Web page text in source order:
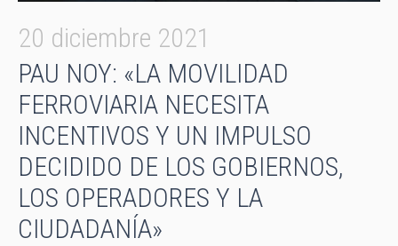
20 diciembre 2021
PAU NOY: «LA MOVILIDAD
FERROVIARIA NECESITA
INCENTIVOS Y UN IMPULSO
DECIDIDO DE LOS GOBIERNOS,
LOS OPERADORES Y LA
CIUDADANÍA»